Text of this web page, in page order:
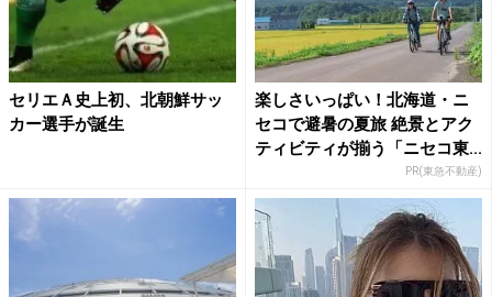
セリエＡ史上初、北朝鮮サッ
カー選手が誕生
楽しさいっぱい！北海道・ニ
セコで避暑の夏旅 絶景とアク
ティビティが揃う「ニセコ東...
PR(東急不動産)